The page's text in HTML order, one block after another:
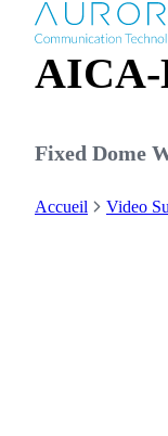
AICA-
Fixed Dome
Accueil Video